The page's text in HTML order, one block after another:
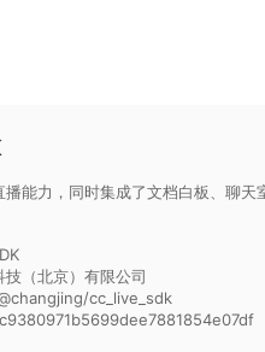
能力，同时集成了文档白板、聊
（北京）有限公司
cc_live_sdk